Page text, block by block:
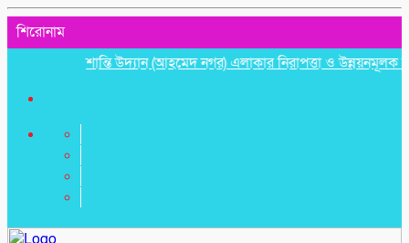
শিরোনাম
শান্তি উদ্যান (আহমেদ নগর) এলাকার নিরাপত্তা ও উন্নয়নমূলক জরুরি